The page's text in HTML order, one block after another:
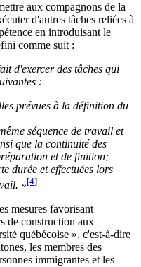
aux compagnons de la
d'autres tâches reliées à
en introduisant le
comme suit :
d'exercer des tâches qui
:
prévues à la définition du
séquence de travail et
que la continuité des
et de finition;
durée et effectuées lors
. »[4]
mesures favorisant
de construction aux
québécoise », c'est-à-dire
les membres des
immigrantes et les